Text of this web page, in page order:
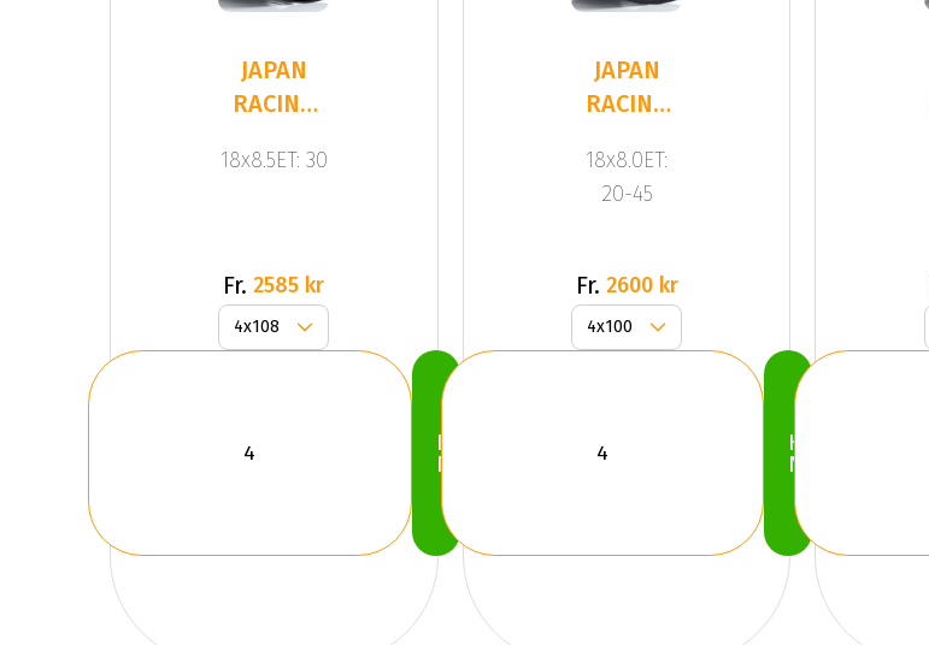
JAPAN
RACING
Black
18x8.5ET: 30
Fr. 2585 kr
Köp
Nu
JAPAN
RACING
18x8.0ET:
20-45
Fr. 2600 kr
Köp
Nu